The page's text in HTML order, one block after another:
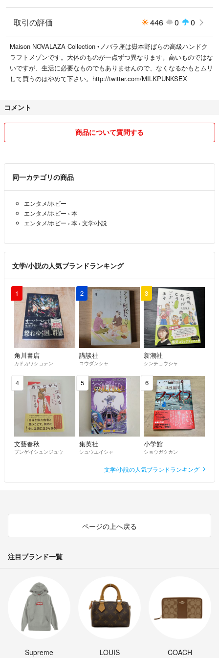
取引の評価 446 0 0
Maison NOVALAZA Collection •ノバラ座は嶽本野ばらの高級ハンドク
ラフトメゾンです。大体のものが一点ずつ異なります。高いものではな
いですが、生活に必要なものでもありませんので、なくなるかもとムリ
して買うのはやめて下さい。http://twitter.com/MILKPUNKSEX
コメント
商品について質問する
同一カテゴリの商品
エンタメ/ホビー
エンタメ/ホビー › 本
エンタメ/ホビー › 本 › 文学/小説
文学/小説の人気ブランドランキング
1
角川書店
カドカワショテン
2
講談社
コウダンシャ
3
新潮社
シンチョウシャ
4
文藝春秋
ブンゲイシュンジュウ
5
集英社
シュウエイシャ
6
小学館
ショウガクカン
文学/小説の人気ブランドランキング
ページの上へ戻る
注目ブランド一覧
Supreme
LOUIS
COACH